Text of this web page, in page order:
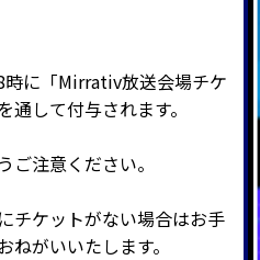
に「Mirrativ放送会場チケ
通して付与されます。
ご注意ください。
チケットがない場合はお手
がいいたします。